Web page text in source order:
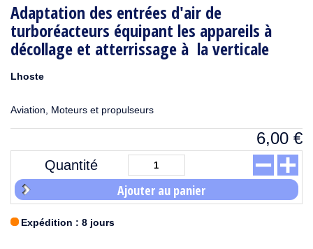
Adaptation des entrées d'air de
turboréacteurs équipant les appareils à
décollage et atterrissage à la verticale
Lhoste
Aviation, Moteurs et propulseurs
6,00 €
Quantité
Ajouter au panier
Expédition : 8 jours